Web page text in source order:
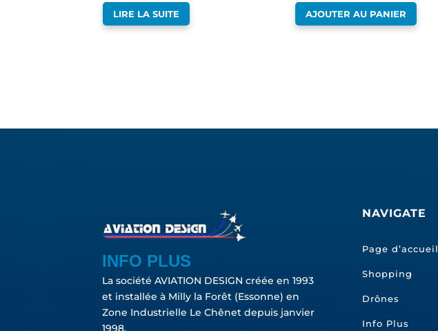
LIRE LA SUITE AJOUTER AU PANIER
INFO PLUS
La société AVIATION DESIGN créée en 1993
et installée à Milly la Forêt (Essonne) en
Zone Industrielle Le Chênet depuis janvier
1998.
NAVIGATE
Page d’accueil
Shopping
Drônes
Info Plus